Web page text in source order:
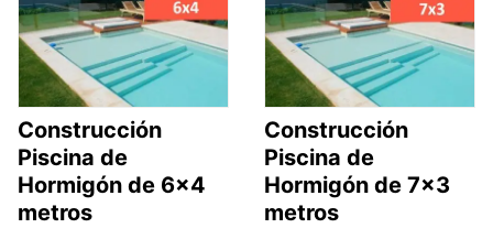
Construcción
Piscina de
Hormigón de 6×4
metros
Construcción
Piscina de
Hormigón de 7×3
metros